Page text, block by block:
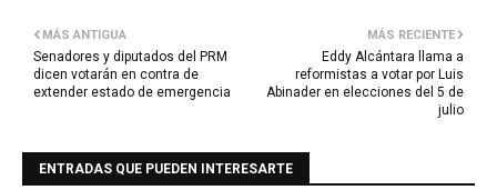
MÁS RECIENTE
Eddy Alcántara llama a
reformistas a votar por Luis
Abinader en elecciones del 5 de
julio
MÁS ANTIGUA
Senadores y diputados del PRM
dicen votarán en contra de
extender estado de emergencia
ENTRADAS QUE PUEDEN INTERESARTE